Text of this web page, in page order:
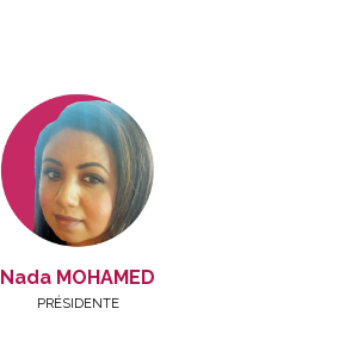
Nada MOHAMED
PRÉSIDENTE